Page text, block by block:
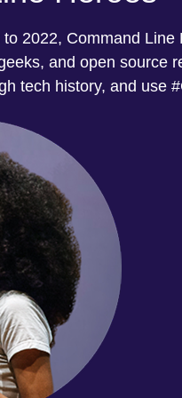
2022, Command
and open source
tech history, and use